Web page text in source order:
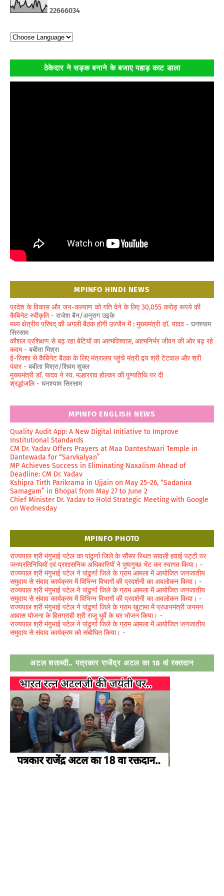
22666034
ठेकेदार ने सड़क बनाने के बजाए पहाड़ काट डाला
MPINFO HINDI NEWS
प्रदेश के विकास और जन-कल्याण को गति देने के लिए 30,055 करोड़ रूपये की
कैबिनेट स्वीकृति - राजेश बैन/अनुराग उइके
मध्य क्षेत्रीय परिषद् की अगली बैठक होगी उज्जैन में : मुख्यमंत्री डॉ. यादव - घनश्याम
सिरसाम
कौशल प्रशिक्षण से बढ़ रहा बेटियों का आत्मविश्वास, आत्मनिर्भर जीवन की ओर बढ़ रहे
कदम- बबीता मिश्रा
ई-रिक्शा से कैबिनेट बैठक के लिए मंत्रालय पहुंचे मंत्री द्वय श्री टेटवाल और श्री
पंवार- बबीता मिश्रा/शिवम शुक्ल
मुख्यमंत्री डॉ. यादव ने स्व. मल्हारराव होल्कर की पुण्यतिथि पर दी
श्रद्धांजलि- घनश्याम सिरसाम
MPINFO ENGLISH NEWS
Quality Audit App: A New Digital Initiative to Improve
Institutional Standards
CM Dr. Yadav Offers Prayers at Maa Danteshwari Temple in
Dantewada for “Sarvkalyan”
MP Achieves Success in Eliminating Naxalism Ahead of
Deadline: CM Dr. Yadav
Kshipra Tirth Parikrama in Ujjain on May 25–26, “Sadanira
Samagam” in Bhopal from May 27 to June 2
Chief Minister Dr. Yadav to Hold Strategic Meeting with Google
on Wednesday
MPINFO PHOTO
राज्यपाल श्री मंगुभाई पटेल का पांढुर्णा जिले के सौंसर स्थित सावली हवाई पट्टी पर
जनप्रतिनिधियों एवं प्रशासनिक अधिकारियों ने पुष्पगुच्छ भेंट कर स्वागत किया। -
राज्यपाल श्री मंगुभाई पटेल ने पांढुर्णा जिले के ग्राम आमला में आयोजित जनजातीय
समुदाय से संवाद कार्यक्रम में विभिन्न विभागों की प्रदर्शनी का अवलोकन किया। -
राज्यपाल श्री मंगुभाई पटेल ने पांढुर्णा जिले के ग्राम आमला में आयोजित जनजातीय
समुदाय से संवाद कार्यक्रम में विभिन्न विभागों की प्रदर्शनी का अवलोकन किया। -
राज्यपाल श्री मंगुभाई पटेल ने पांढुर्णा जिले के ग्राम खुटामा में प्रधानमंत्री जनमन
आवास योजना के हितग्राही श्री राजू धुर्वे के घर भोजन किया। -
राज्यपाल श्री मंगुभाई पटेल ने पांढुर्णा जिले के ग्राम आमला में आयोजित जनजातीय
समुदाय से संवाद कार्यक्रम को संबोधित किया। -
अटल शताब्दी.. पत्रकार राजेंद्र अटल का 18 वां रक्तदान